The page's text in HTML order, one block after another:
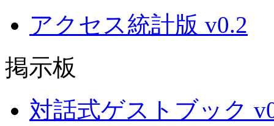
アクセス統計版 v0.2
掲示板
対話式ゲストブック